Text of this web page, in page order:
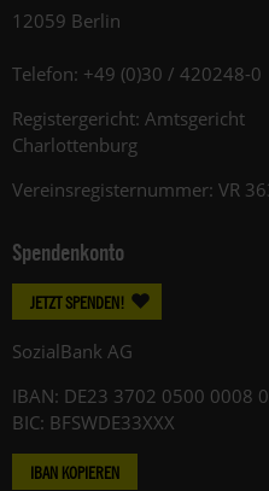
12059 Berlin
Telefon: +49 (0)30 / 420248-0
Registergericht: Amtsgericht
Charlottenburg
Vereinsregisternummer: VR
Spendenkonto
JETZT SPENDEN!
SozialBank AG
IBAN: DE23 3702 0500 0008
BIC: BFSWDE33XXX
IBAN KOPIEREN